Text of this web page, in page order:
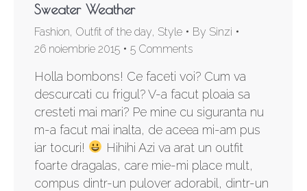
Sweater Weather
Fashion, Outfit of the day, Style By Sinzi
26 noiembrie 2015
5 Comments
Holla bombons! Ce faceti voi? Cum va
descurcati cu frigul? V-a facut ploaia sa
cresteti mai mari? Pe mine cu siguranta nu
m-a facut mai inalta, de aceea mi-am pus
iar tocuri!
Hihihi Azi va arat un outfit
foarte dragalas, care mie-mi place mult,
compus dintr-un pulover adorabil, dintr-un